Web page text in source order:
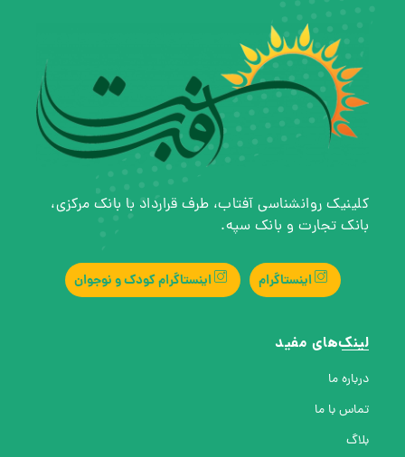
کلینیک روانشناسی آفتاب، طرف قرارداد با بانک مرکزی،
بانک تجارت و بانک سپه.
اینستاگرام اینستاگرام کودک و نوجوان
لینک‌های مفید
درباره ما
تماس با ما
بلاگ